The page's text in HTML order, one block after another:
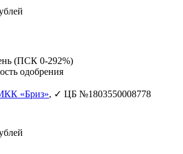
(ПСК 0-292%)
одобрения
«Бриз», ✓ ЦБ №1803550008778